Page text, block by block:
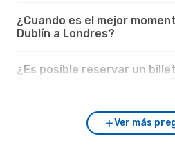
¿Cuando es el mejor
Dublín a Londres?
¿Es posible reservar un
Ver más